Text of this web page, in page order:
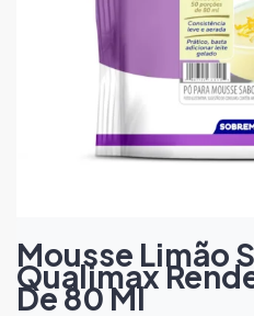
Mousse Limão
Qualimax
De 80 Ml